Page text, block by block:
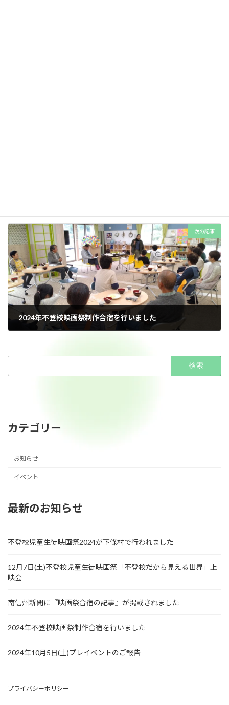
2024年10月3日
次の記事
2024年不登校映画祭制作合宿を行いました
カテゴリー
お知らせ
イベント
最新のお知らせ
不登校児童生徒映画祭2024が下條村で行われました
12月7日(土)不登校児童生徒映画祭「不登校だから見える世界」上
映会
南信州新聞に『映画祭合宿の記事』が掲載されました
2024年不登校映画祭制作合宿を行いました
2024年10月5日(土)プレイベントのご報告
プライバシーポリシー